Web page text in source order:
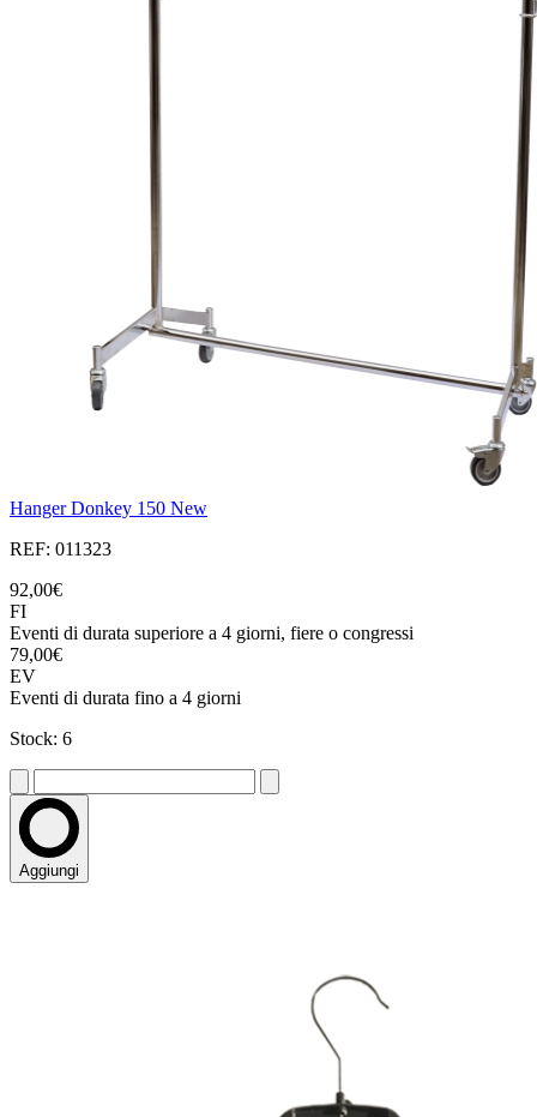
Hanger Donkey 150 New
REF: 011323
92,00€
FI
Eventi di durata superiore a 4 giorni, fiere o congressi
79,00€
EV
Eventi di durata fino a 4 giorni
Stock: 6
Aggiungi